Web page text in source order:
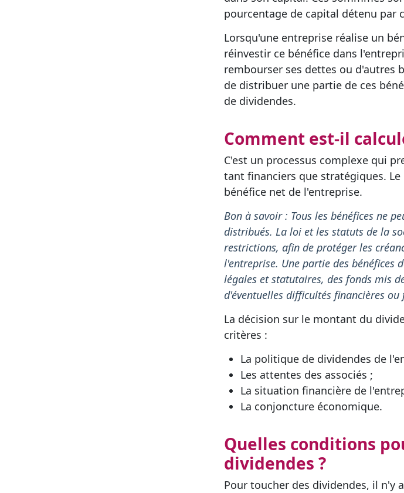
pourcentage de capital détenu par
Lorsqu'une entreprise réalise un
réinvestir ce bénéfice dans
rembourser ses dettes ou d'autres
de distribuer une partie de ces
de dividendes.
Comment est-il
C'est un processus complexe qui
tant financiers que stratégiques.
bénéfice net de l'entreprise.
Bon à savoir : Tous les bénéfices ne
distribués. La loi et les statuts de la
restrictions, afin de protéger les
l'entreprise. Une partie des bénéfices
légales et statutaires, des fonds mis
d'éventuelles difficultés financières
La décision sur le montant du
critères :
La politique de dividendes de
Les attentes des associés ;
La situation financière de
La conjoncture économique.
Quelles conditions
dividendes ?
Pour toucher des dividendes, il n'y